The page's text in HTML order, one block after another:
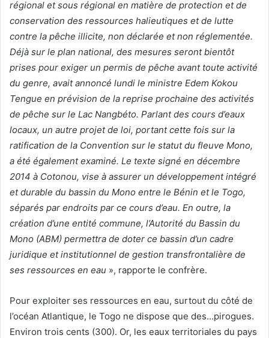
régional et sous régional en matière de protection et de
conservation des ressources halieutiques et de lutte
contre la pêche illicite, non déclarée et non réglementée.
Déjà sur le plan national, des mesures seront bientôt
prises pour exiger un permis de pêche avant toute activité
du genre, avait annoncé lundi le ministre Edem Kokou
Tengue en prévision de la reprise prochaine des activités
de pêche sur le Lac Nangbéto. Parlant des cours d’eaux
locaux, un autre projet de loi, portant cette fois sur la
ratification de la Convention sur le statut du fleuve Mono,
a été également examiné. Le texte signé en décembre
2014 à Cotonou, vise à assurer un développement intégré
et durable du bassin du Mono entre le Bénin et le Togo,
séparés par endroits par ce cours d’eau. En outre, la
création d’une entité commune, l’Autorité du Bassin du
Mono (ABM) permettra de doter ce bassin d’un cadre
juridique et institutionnel de gestion transfrontalière de
ses ressources en eau », rapporte le confrère.
Pour exploiter ses ressources en eau, surtout du côté de
l’océan Atlantique, le Togo ne dispose que des…pirogues.
Environ trois cents (300). Or, les eaux territoriales du pays